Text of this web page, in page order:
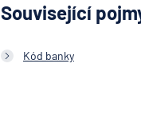
Související
Kód banky